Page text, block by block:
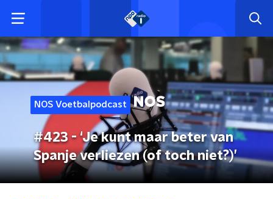
NOS Voetbalpodcast
#423 - ‘Je kunt maar beter van
Spanje verliezen (of toch niet?)’